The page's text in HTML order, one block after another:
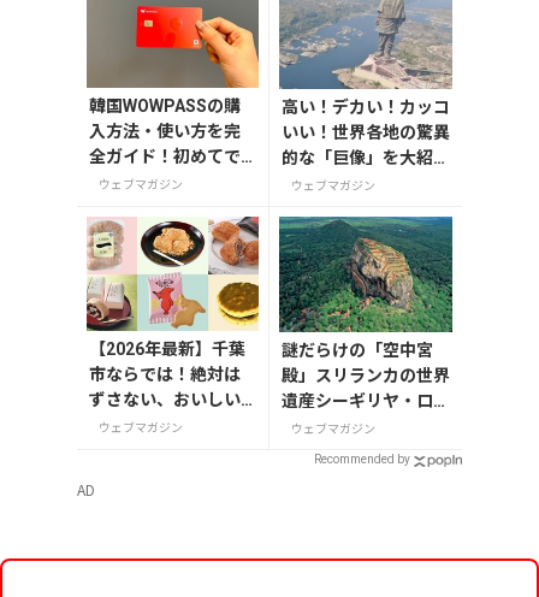
韓国WOWPASSの購
入方法・使い方を完
全ガイド！初めてで
も迷わない
ウェブマガジン
高い！デカい！カッコ
いい！世界各地の驚異
的な「巨像」を大紹
介。
ウェブマガジン
【2026年最新】千葉
市ならでは！絶対は
ずさない、おいしい
お土産10選
ウェブマガジン
謎だらけの「空中宮
殿」スリランカの世界
遺産シーギリヤ・ロッ
ク登頂に挑戦！
ウェブマガジン
Recommended by
AD